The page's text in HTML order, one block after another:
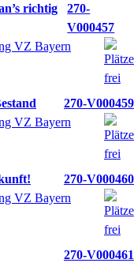
richtig
270-
V000457
VZ Bayern
270-V000459
VZ Bayern
270-V000460
VZ Bayern
270-V000461